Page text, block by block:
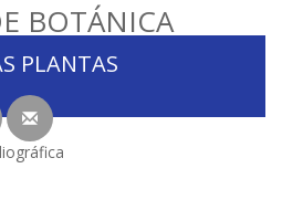
BOTÁNICA
PLANTAS